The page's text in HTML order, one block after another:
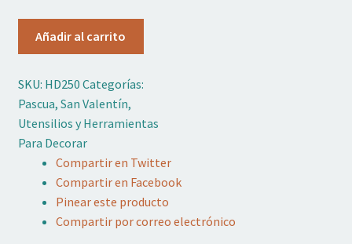
Lista de deseos
Valentín
Pascua
Pavoni
cantidad
Añadir al carrito
SKU: HD250 Categorías:
Pascua, San Valentín,
Utensilios y Herramientas
Para Decorar
Compartir en Twitter
Compartir en Facebook
Pinear este producto
Compartir por correo electrónico